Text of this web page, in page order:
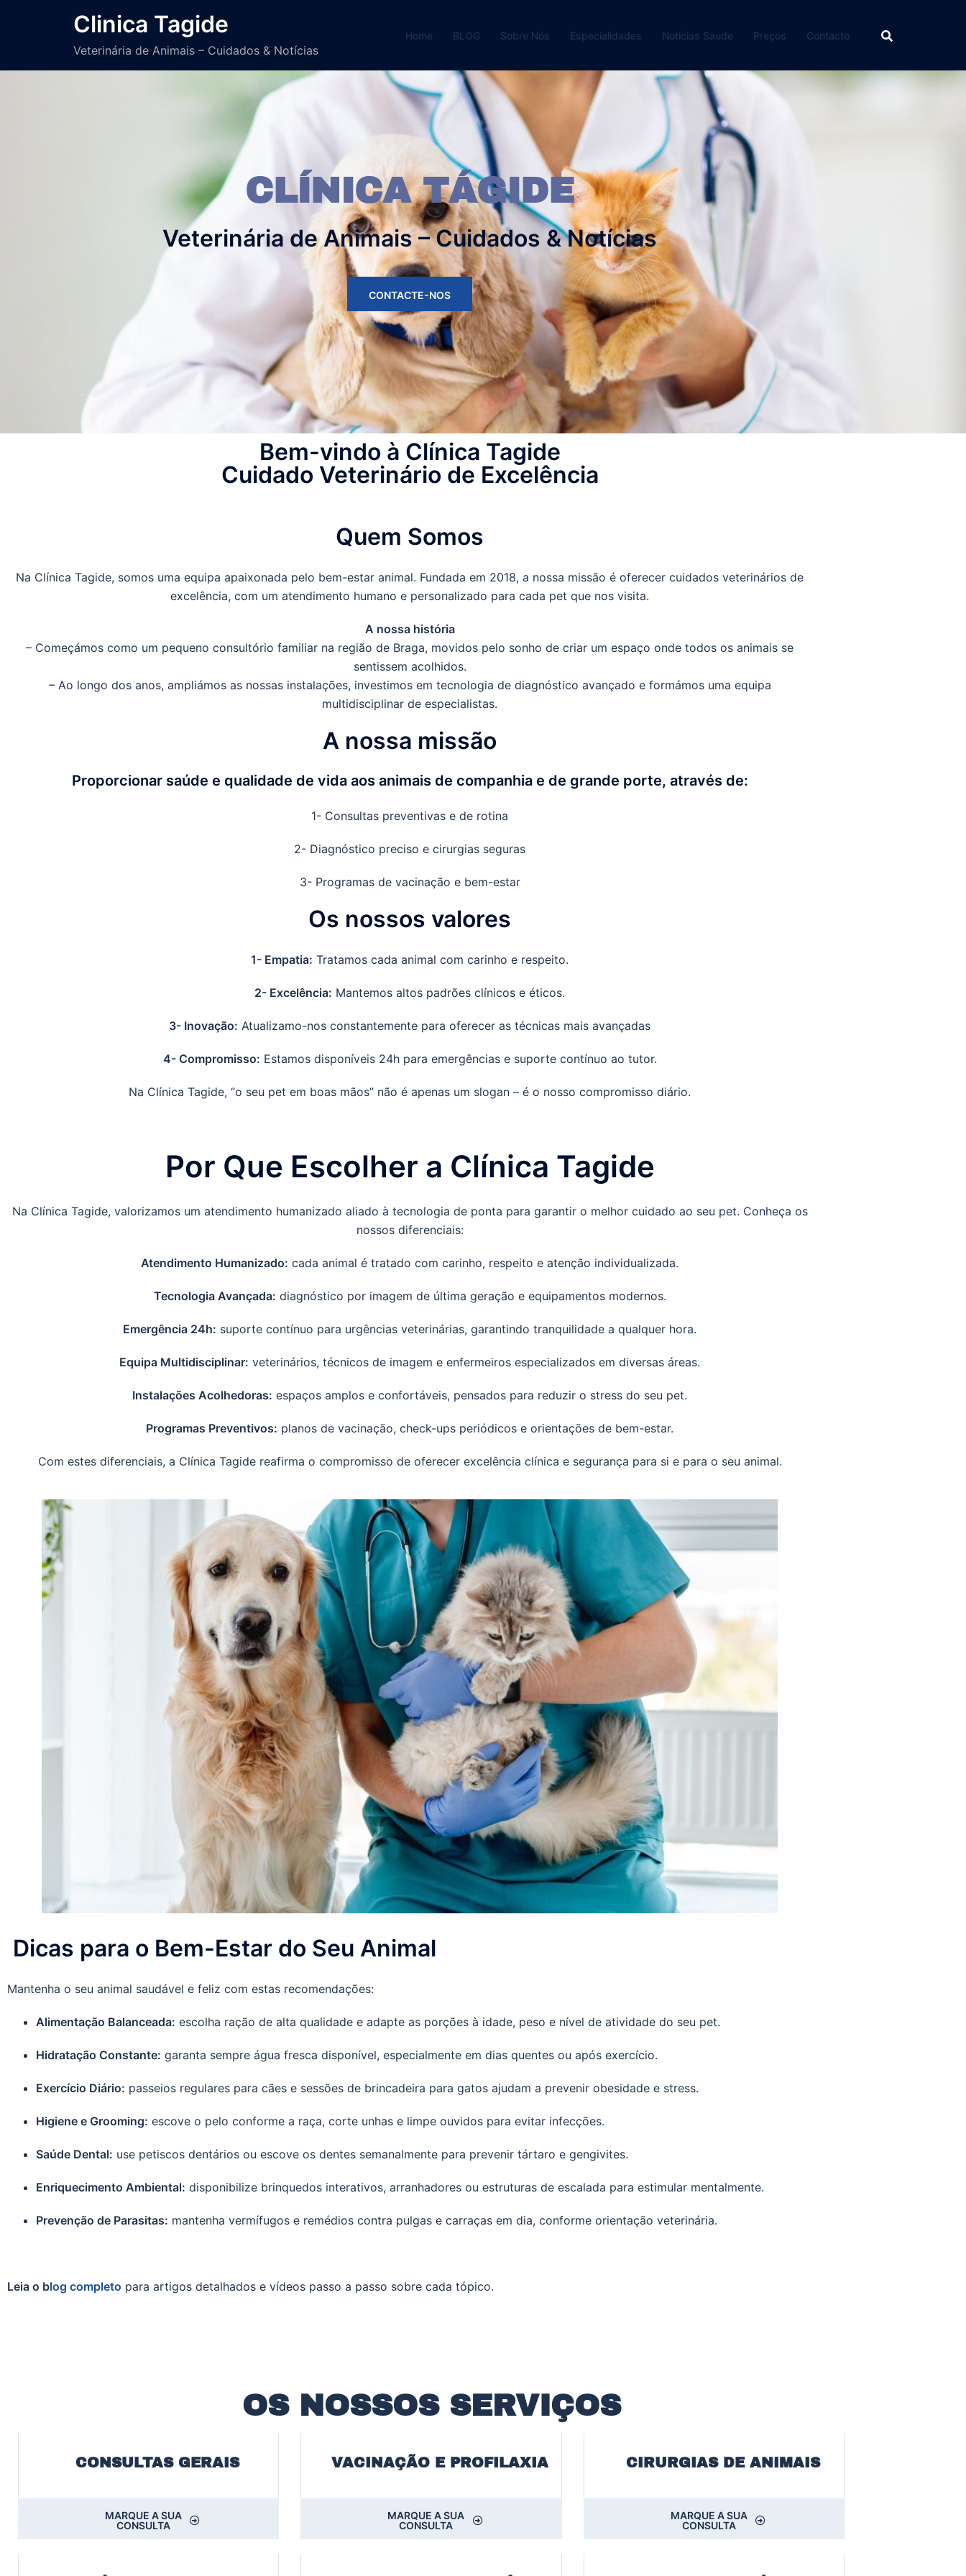
Clinica Tagide
Veterinária de Animais – Cuidados & Notícias
Home BLOG Sobre Nós Especialidades Noticias Saude Preços Contacto
CLÍNICA TÁGIDE
Veterinária de Animais – Cuidados & Notícias
CONTACTE-NOS
Bem-vindo à Clínica Tagide
Cuidado Veterinário de Excelência
Quem Somos
Na Clínica Tagide, somos uma equipa apaixonada pelo bem-estar animal. Fundada em 2018, a nossa missão é oferecer cuidados veterinários de
excelência, com um atendimento humano e personalizado para cada pet que nos visita.
A nossa história
– Começámos como um pequeno consultório familiar na região de Braga, movidos pelo sonho de criar um espaço onde todos os animais se
sentissem acolhidos.
– Ao longo dos anos, ampliámos as nossas instalações, investimos em tecnologia de diagnóstico avançado e formámos uma equipa
multidisciplinar de especialistas.
A nossa missão
Proporcionar saúde e qualidade de vida aos animais de companhia e de grande porte, através de:
1- Consultas preventivas e de rotina
2- Diagnóstico preciso e cirurgias seguras
3- Programas de vacinação e bem-estar
Os nossos valores
1- Empatia: Tratamos cada animal com carinho e respeito.
2- Excelência: Mantemos altos padrões clínicos e éticos.
3- Inovação: Atualizamo-nos constantemente para oferecer as técnicas mais avançadas
4- Compromisso: Estamos disponíveis 24h para emergências e suporte contínuo ao tutor.
Na Clínica Tagide, “o seu pet em boas mãos” não é apenas um slogan – é o nosso compromisso diário.
Por Que Escolher a Clínica Tagide
Na Clínica Tagide, valorizamos um atendimento humanizado aliado à tecnologia de ponta para garantir o melhor cuidado ao seu pet. Conheça os
nossos diferenciais:
Atendimento Humanizado: cada animal é tratado com carinho, respeito e atenção individualizada.
Tecnologia Avançada: diagnóstico por imagem de última geração e equipamentos modernos.
Emergência 24h: suporte contínuo para urgências veterinárias, garantindo tranquilidade a qualquer hora.
Equipa Multidisciplinar: veterinários, técnicos de imagem e enfermeiros especializados em diversas áreas.
Instalações Acolhedoras: espaços amplos e confortáveis, pensados para reduzir o stress do seu pet.
Programas Preventivos: planos de vacinação, check-ups periódicos e orientações de bem-estar.
Com estes diferenciais, a Clínica Tagide reafirma o compromisso de oferecer excelência clínica e segurança para si e para o seu animal.
Dicas para o Bem-Estar do Seu Animal
Mantenha o seu animal saudável e feliz com estas recomendações:
Alimentação Balanceada: escolha ração de alta qualidade e adapte as porções à idade, peso e nível de atividade do seu pet.
Hidratação Constante: garanta sempre água fresca disponível, especialmente em dias quentes ou após exercício.
Exercício Diário: passeios regulares para cães e sessões de brincadeira para gatos ajudam a prevenir obesidade e stress.
Higiene e Grooming: escove o pelo conforme a raça, corte unhas e limpe ouvidos para evitar infecções.
Saúde Dental: use petiscos dentários ou escove os dentes semanalmente para prevenir tártaro e gengivites.
Enriquecimento Ambiental: disponibilize brinquedos interativos, arranhadores ou estruturas de escalada para estimular mentalmente.
Prevenção de Parasitas: mantenha vermífugos e remédios contra pulgas e carraças em dia, conforme orientação veterinária.
Leia o blog completo para artigos detalhados e vídeos passo a passo sobre cada tópico.
OS NOSSOS SERVIÇOS
CONSULTAS GERAIS
MARQUE A SUA
CONSULTA
VACINAÇÃO E PROFILAXIA
MARQUE A SUA
CONSULTA
CIRURGIAS DE ANIMAIS
MARQUE A SUA
CONSULTA